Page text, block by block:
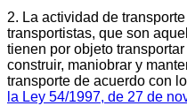
2. La actividad de
transportistas, que son
tienen por objeto
construir, maniobrar y
transporte de acuerdo con
la Ley 54/1997, de 27 de